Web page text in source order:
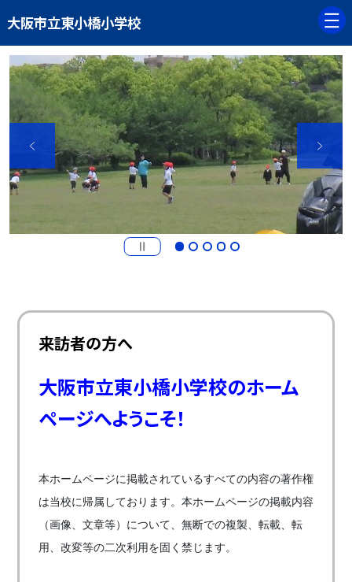
大阪市立東小橋小学校
来訪者の方へ
大阪市立東小橋小学校のホーム
ページへようこそ！
本ホームページに掲載されているすべての内容の著作権
は当校に帰属しております。本ホームページの掲載内容
（画像、文章等）について、無断での複製、転載、転
用、改変等の二次利用を固く禁じます。